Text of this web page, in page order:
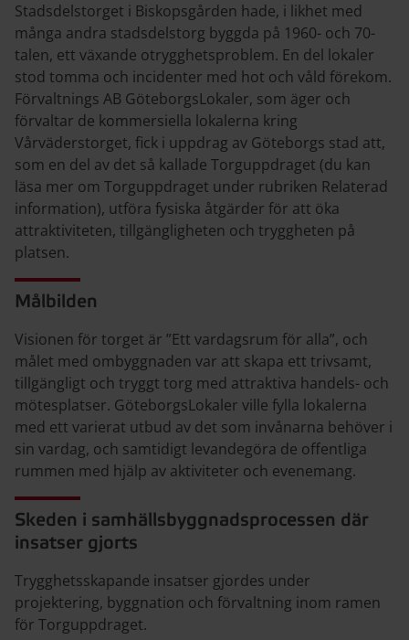
Stadsdelstorget i Biskopsgården hade, i likhet med
många andra stadsdelstorg byggda på 1960- och 70-
talen, ett växande otrygghetsproblem. En del lokaler
stod tomma och incidenter med hot och våld förekom.
Förvaltnings AB GöteborgsLokaler, som äger och
förvaltar de kommersiella lokalerna kring
Vårväderstorget, fick i uppdrag av Göteborgs stad att,
som en del av det så kallade Torguppdraget (du kan
läsa mer om Torguppdraget under rubriken Relaterad
information), utföra fysiska åtgärder för att öka
attraktiviteten, tillgängligheten och tryggheten på
platsen.
Målbilden
Visionen för torget är ”Ett vardagsrum för alla”, och
målet med ombyggnaden var att skapa ett trivsamt,
tillgängligt och tryggt torg med attraktiva handels- och
mötesplatser. GöteborgsLokaler ville fylla lokalerna
med ett varierat utbud av det som invånarna behöver i
sin vardag, och samtidigt levandegöra de offentliga
rummen med hjälp av aktiviteter och evenemang.
Skeden i samhällsbyggnadsprocessen där
insatser gjorts
Trygghetsskapande insatser gjordes under
projektering, byggnation och förvaltning inom ramen
för Torguppdraget.